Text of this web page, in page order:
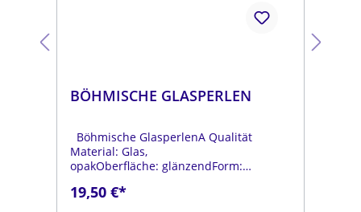
BÖHMISCHE GLASPERLEN
Böhmische GlasperlenA Qualität
Material: Glas,
opakOberfläche: glänzendForm:
moosgrünDurchmesser: ca. 6 mmLänge:
19,50 €*